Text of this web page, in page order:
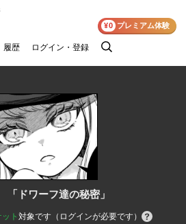
履歴 ログイン・登録
検
¥0 プレミアム体験
ドワーフ達の秘密」
ト 対象です（ログインが必要です）